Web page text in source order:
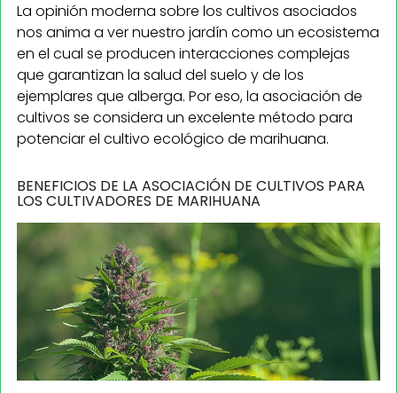
La opinión moderna sobre los cultivos asociados
nos anima a ver nuestro jardín como un ecosistema
en el cual se producen interacciones complejas
que garantizan la salud del suelo y de los
ejemplares que alberga. Por eso, la asociación de
cultivos se considera un excelente método para
potenciar el cultivo ecológico de marihuana.
BENEFICIOS DE LA ASOCIACIÓN DE CULTIVOS PARA
LOS CULTIVADORES DE MARIHUANA